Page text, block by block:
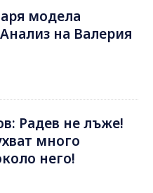
модела
на Валерия
Радев не лъже!
много
него!